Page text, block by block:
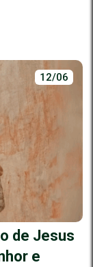
12/06
de Jesus
e